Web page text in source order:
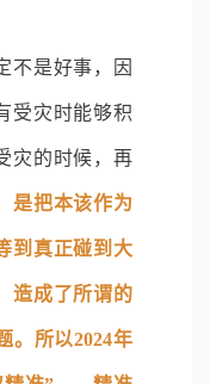
不是好事，因
受灾时能够积
灾的时候，再
是把本该作为
到真正碰到大
造成了所谓的
。所以2024年